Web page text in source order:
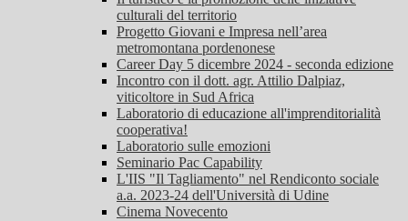
culturali del territorio
Progetto Giovani e Impresa nell’area
metromontana pordenonese
Career Day 5 dicembre 2024 - seconda edizione
Incontro con il dott. agr. Attilio Dalpiaz,
viticoltore in Sud Africa
Laboratorio di educazione all'imprenditorialità
cooperativa!
Laboratorio sulle emozioni
Seminario Pac Capability
L'IIS "Il Tagliamento" nel Rendiconto sociale
a.a. 2023-24 dell'Università di Udine
Cinema Novecento